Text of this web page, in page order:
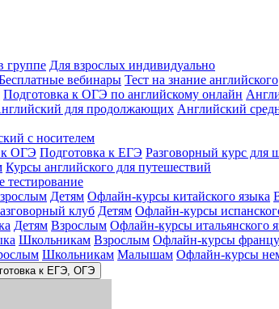
группе Для взрослых индивидуально
вебинары Тест на знание английского
Подготовка к ОГЭ по английскому онлайн
для продолжающих Английский
с носителем
к ОГЭ Подготовка к ЕГЭ Разговорный курс для
Курсы английского для путешествий
тестирование
Детям Офлайн-курсы китайского языка
клуб Детям Офлайн-курсы
Детям Взрослым Офлайн-курсы итальянского
Школьникам Взрослым Офлайн-курсы
Школьникам Малышам Офлайн-курсы
к ЕГЭ, ОГЭ